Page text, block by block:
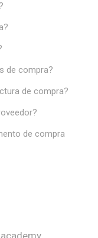
de compra?
de compra?
de compra